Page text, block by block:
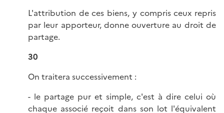
L'attribution de ces biens, y compris ceux repris
par leur apporteur, donne ouverture au droit de
partage.
30
On traitera successivement :
- le partage pur et simple, c'est à dire celui où
chaque associé reçoit dans son lot l'équivalent